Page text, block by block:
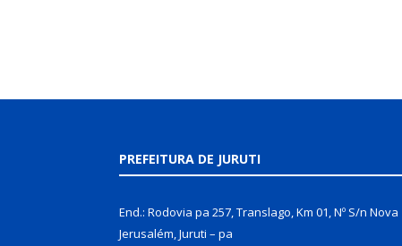
PREFEITURA DE JURUTI
End.: Rodovia pa 257, Translago, Km 01, Nº S/n Nova
Jerusalém, Juruti – pa